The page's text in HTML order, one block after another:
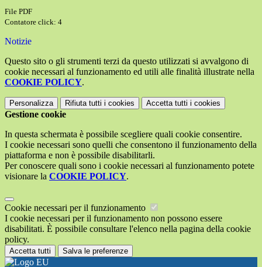
File PDF
Contatore click: 4
Notizie
Questo sito o gli strumenti terzi da questo utilizzati si avvalgono di
cookie necessari al funzionamento ed utili alle finalità illustrate nella
COOKIE POLICY.
Personalizza Rifiuta tutti i cookies Accetta tutti i cookies
Gestione cookie
In questa schermata è possibile scegliere quali cookie consentire.
I cookie necessari sono quelli che consentono il funzionamento della
piattaforma e non è possibile disabilitarli.
Per conoscere quali sono i cookie necessari al funzionamento potete
visionare la COOKIE POLICY.
Cookie necessari per il funzionamento
I cookie necessari per il funzionamento non possono essere
disabilitati. È possibile consultare l'elenco nella pagina della cookie
policy.
Accetta tutti Salva le preferenze